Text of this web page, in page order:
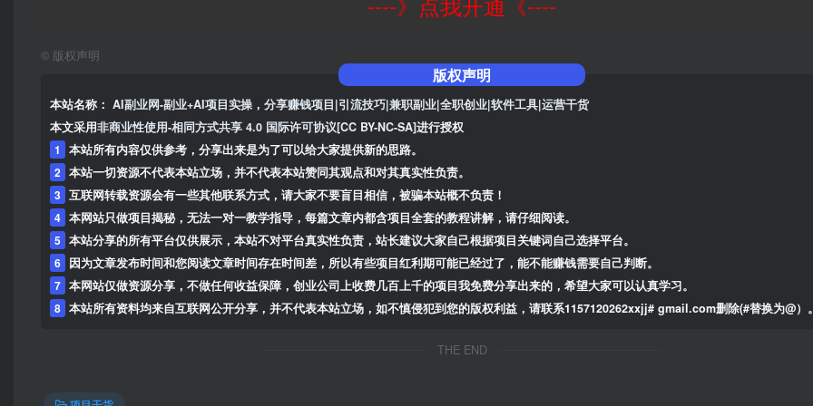
© 版权声明
版权声明
本站名称： AI副业网-副业+AI项目实操，分享赚钱项目|引流技巧|兼职副业|全职创业|软件工具|运营干货
本文采用非商业性使用-相同方式共享 4.0 国际许可协议[CC BY-NC-SA]进行授权
1
本站所有内容仅供参考，分享出来是为了可以给大家提供新的思路。
2 本站一切资源不代表本站立场，并不代表本站赞同其观点和对其真实性负责。
3 互联网转载资源会有一些其他联系方式，请大家不要盲目相信，被骗本站概不负责！
4 本网站只做项目揭秘，无法一对一教学指导，每篇文章内都含项目全套的教程讲解，请仔细阅读。
5 本站分享的所有平台仅供展示，本站不对平台真实性负责，站长建议大家自己根据项目关键词自己选择平台。
6 因为文章发布时间和您阅读文章时间存在时间差，所以有些项目红利期可能已经过了，能不能赚钱需要自己判断。
7 本网站仅做资源分享，不做任何收益保障，创业公司上收费几百上千的项目我免费分享出来的，希望大家可以认真学习。
8 本站所有资料均来自互联网公开分享，并不代表本站立场，如不慎侵犯到您的版权利益，请联系1157120262xxjj# gmail.com删除(#替换为@）
THE END